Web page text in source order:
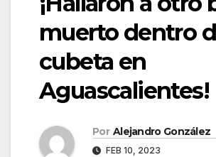
muerto dentro
cubeta en
Aguascalientes!
Por Alejandro González
FEB 10, 2023